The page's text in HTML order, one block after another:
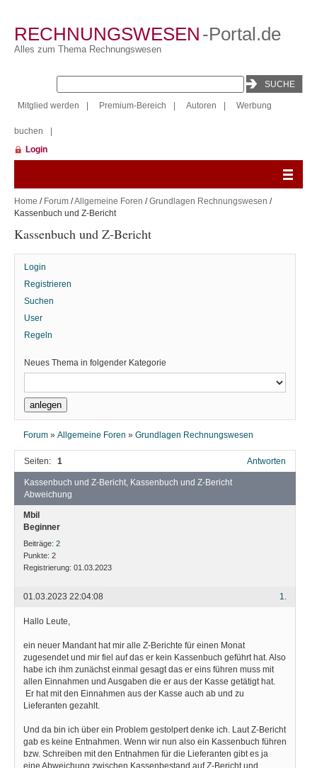
RECHNUNGSWESEN -Portal.de
Alles zum Thema Rechnungswesen
Mitglied werden Premium-Bereich Autoren Werbung
buchen
Login
Home / Forum /Allgemeine Foren /Grundlagen Rechnungswesen /
Kassenbuch und Z-Bericht
Kassenbuch und Z-Bericht
Login
Registrieren
Suchen
User
Regeln
Neues Thema in folgender Kategorie
Forum »Allgemeine Foren »Grundlagen Rechnungswesen
Seiten: 1 Antworten
Kassenbuch und Z-Bericht, Kassenbuch und Z-Bericht
Abweichung
Mbil
Beginner
Beiträge: 2
Punkte: 2
Registrierung: 01.03.2023
1.
01.03.2023 22:04:08
Hallo Leute,
ein neuer Mandant hat mir alle Z-Berichte für einen Monat
zugesendet und mir fiel auf das er kein Kassenbuch geführt hat. Also
habe ich ihm zunächst einmal gesagt das er eins führen muss mit
allen Einnahmen und Ausgaben die er aus der Kasse getätigt hat.
Er hat mit den Einnahmen aus der Kasse auch ab und zu
Lieferanten gezahlt.
Und da bin ich über ein Problem gestolpert denke ich. Laut Z-Bericht
gab es keine Entnahmen. Wenn wir nun also ein Kassenbuch führen
bzw. Schreiben mit den Entnahmen für die Lieferanten gibt es ja
eine Abweichung zwischen Kassenbestand auf Z-Bericht und